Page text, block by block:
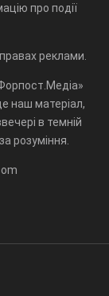
про події
реклами.
наш матеріал,
в темній
розуміння.